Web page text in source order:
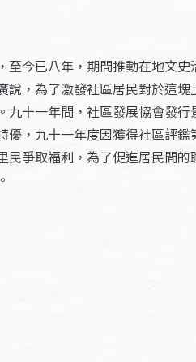
至今已八年，期間推動在地文
，為了激發社區居民對於這
九十一年間，社區發展協會發
，九十一年度因獲得社區評
爭取福利，為了促進居民間